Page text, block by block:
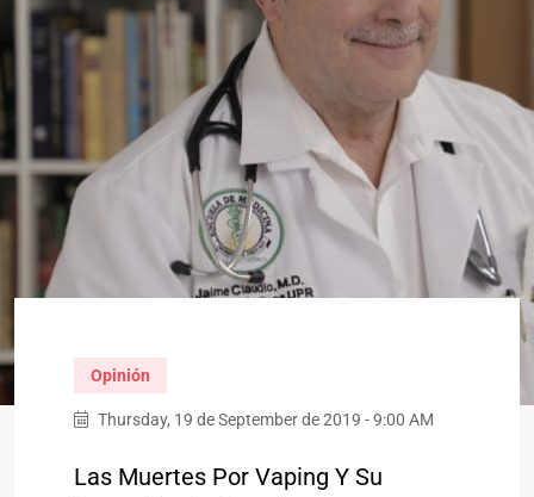
Opinión
Thursday, 19 de September de 2019 - 9:00 AM
Las Muertes Por Vaping Y Su